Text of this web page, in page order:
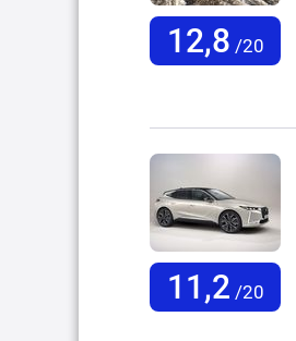
12,8 /20
11,2 /20